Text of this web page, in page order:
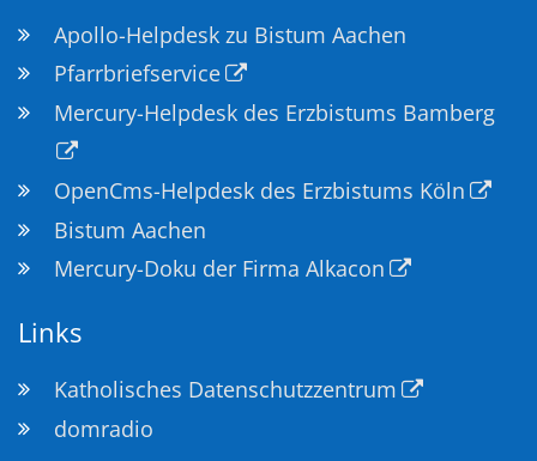
Apollo-Helpdesk zu Bistum Aachen
Pfarrbriefservice
Mercury-Helpdesk des Erzbistums Bamberg
OpenCms-Helpdesk des Erzbistums Köln
Bistum Aachen
Mercury-Doku der Firma Alkacon
Links
Katholisches Datenschutzzentrum
domradio